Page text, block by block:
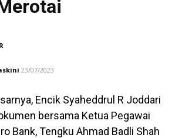
23/07/2023
Encik Syaheddrul R Joddari
bersama Ketua Pegawai
Bank, Tengku Ahmad Badli Shah